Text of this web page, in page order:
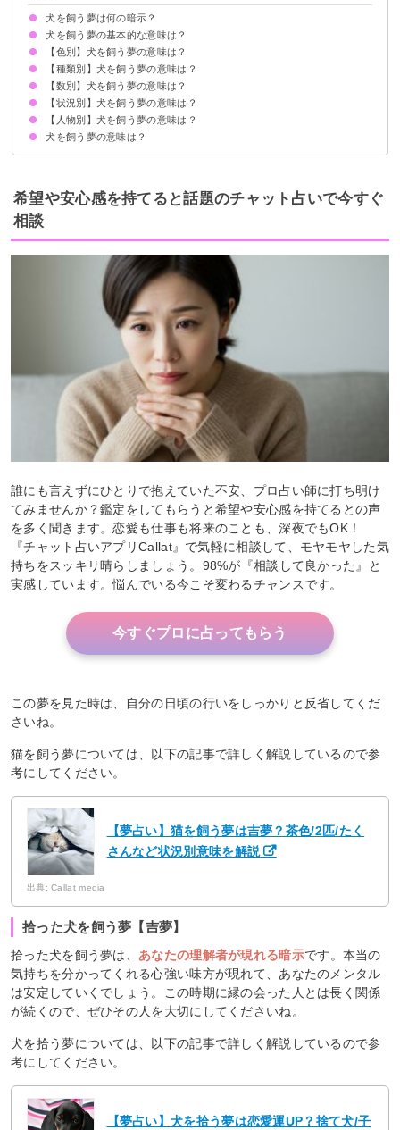
犬を飼う夢は何の暗示？
犬を飼う夢の基本的な意味は？
愛情を欲していることの暗示
状況によって意味が決まる
【色別】犬を飼う夢の意味は？
茶色の犬を飼う夢【吉夢】
白い犬を飼う夢【吉夢】
黒い犬を飼う夢【警告夢】
白黒の犬を飼う夢【警告夢】
グレーの犬を飼う夢【警告夢】
【種類別】犬を飼う夢の意味は？
子犬を飼う夢【警告夢】
大型犬を飼う夢【警告夢】
ミニチュアダックスフンドを飼う夢【吉夢】
柴犬を飼う夢【吉夢】
トイプードルを飼う夢【警告夢】
ゴールデンレトリバーを飼う夢【吉夢】
チワワを飼う夢【警告夢】
パグを飼う夢【吉夢】
ポメラニアンを飼う夢【吉夢】
コーギーを飼う夢【警告夢】
【数別】犬を飼う夢の意味は？
犬をたくさん飼う夢【吉夢】
2匹の犬を飼う夢【吉夢】
3匹の犬を飼う夢【吉夢】
【状況別】犬を飼う夢の意味は？
犬と猫を飼う夢【警告夢】
拾った犬を飼う夢【吉夢】
助けた犬を飼う夢【警告夢】
なついた犬を飼う夢【吉夢】
家に入ってきた犬を飼う夢【吉夢】
保護犬を飼う夢【警告夢】
捨て犬を飼う夢【吉夢】
迷った後に犬を飼う夢【吉夢】
【人物別】犬を飼う夢の意味は？
家族が犬を飼う夢【警告夢】
友達が犬を飼う夢【吉夢】
恋人が犬を飼う夢【吉夢】
隣の人が犬を飼う夢【吉夢】
犬を飼う夢の意味は？
希望や安心感を持てると話題のチャット占いで今すぐ
相談
誰にも言えずにひとりで抱えていた不安、プロ占い師に打ち明け
てみませんか？鑑定をしてもらうと希望や安心感を持てるとの声
を多く聞きます。恋愛も仕事も将来のことも、深夜でもOK！
『チャット占いアプリCallat』で気軽に相談して、モヤモヤした気
持ちをスッキリ晴らしましょう。98%が『相談して良かった』と
実感しています。悩んでいる今こそ変わるチャンスです。
今すぐプロに占ってもらう
この夢を見た時は、自分の日頃の行いをしっかりと反省してくだ
さいね。
猫を飼う夢については、以下の記事で詳しく解説しているので参
考にしてください。
【夢占い】猫を飼う夢は吉夢？茶色/2匹/たく
さんなど状況別意味を解説
出典: Callat media
拾った犬を飼う夢【吉夢】
拾った犬を飼う夢は、 あなたの理解者が現れる暗示です。本当の
気持ちを分かってくれる心強い味方が現れて、あなたのメンタル
は安定していくでしょう。この時期に縁の会った人とは長く関係
が続くので、ぜひその人を大切にしてくださいね。
犬を拾う夢については、以下の記事で詳しく解説しているので参
考にしてください。
【夢占い】犬を拾う夢は恋愛運UP？捨て犬/子